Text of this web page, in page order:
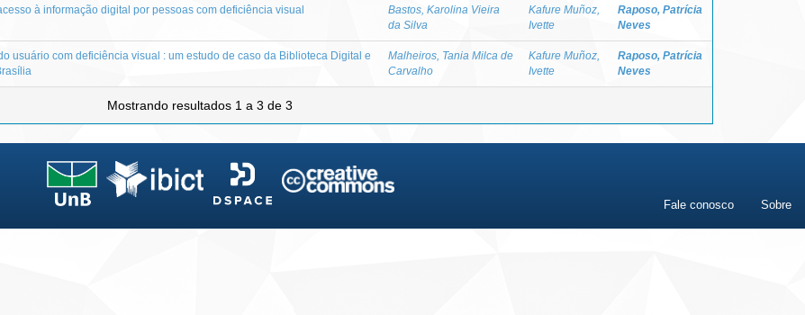
à informação digital por pessoas com deficiência visual
Bastos, Karolina Vieira
da Silva
Kafure Muñoz,
Ivette
Raposo, Patrícia
Neves
usuário com deficiência visual : um estudo de caso da Biblioteca Digital e
Malheiros, Tania Milca de
Carvalho
Kafure Muñoz,
Ivette
Raposo, Patrícia
Neves
Mostrando resultados 1 a 3 de 3
Fale conosco Sobre